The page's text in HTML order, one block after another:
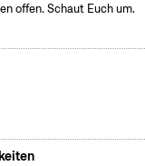
offen. Schaut Euch um.